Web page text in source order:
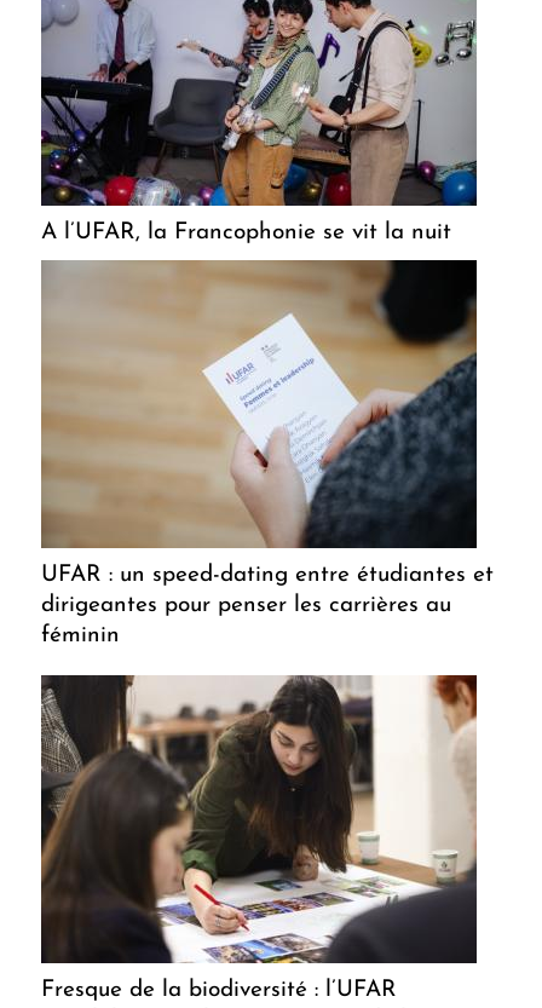
A l’UFAR, la Francophonie se vit la nuit
UFAR : un speed-dating entre étudiantes et
dirigeantes pour penser les carrières au
féminin
Fresque de la biodiversité : l’UFAR